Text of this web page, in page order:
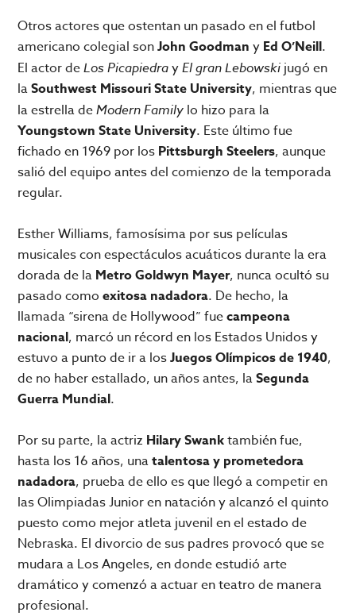
Otros actores que ostentan un pasado en el futbol
americano colegial sonJohn Goodmany Ed O’Neill.
El actor deLos PicapiedrayEl gran Lebowski jugó en
laSouthwest Missouri State University, mientras que
la estrella deModern Family lo hizo para la
Youngstown State University. Este último fue
fichado en 1969 por los Pittsburgh Steelers, aunque
salió del equipo antes del comienzo de la temporada
regular.
Esther Williams, famosísima por sus películas
musicales con espectáculos acuáticos durante la era
dorada de la Metro Goldwyn Mayer, nunca ocultó su
pasado comoexitosa nadadora. De hecho, la
llamada “sirena de Hollywood” fuecampeona
nacional, marcó un récord en los Estados Unidos y
estuvo a punto de ir a losJuegos Olímpicos de 1940,
de no haber estallado, un años antes, laSegunda
Guerra Mundial.
Por su parte, la actriz Hilary Swanktambién fue,
hasta los 16 años, unatalentosa y prometedora
nadadora, prueba de ello es que llegó a competir en
las Olimpiadas Junior en natación y alcanzó el quinto
puesto como mejor atleta juvenil en el estado de
Nebraska. El divorcio de sus padres provocó que se
mudara a Los Angeles, en donde estudió arte
dramático y comenzó a actuar en teatro de manera
profesional.